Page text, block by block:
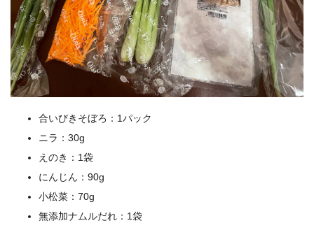
合いびきそぼろ：1パック
ニラ：30g
えのき：1袋
にんじん：90g
小松菜：70g
無添加ナムルだれ：1袋